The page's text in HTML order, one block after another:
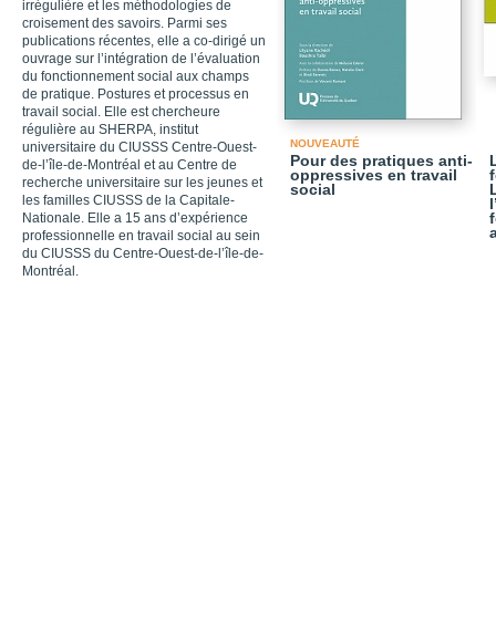
irrégulière et les méthodologies de
croisement des savoirs. Parmi ses
publications récentes, elle a co-dirigé un
ouvrage sur l’intégration de l’évaluation
du fonctionnement social aux champs
de pratique. Postures et processus en
travail social. Elle est chercheure
régulière au SHERPA, institut
universitaire du CIUSSS Centre-Ouest-
de-l’île-de-Montréal et au Centre de
recherche universitaire sur les jeunes et
les familles CIUSSS de la Capitale-
Nationale. Elle a 15 ans d’expérience
professionnelle en travail social au sein
du CIUSSS du Centre-Ouest-de-l’île-de-
Montréal.
NOUVEAUTÉ
Pour des pratiques anti-
oppressives en travail
social